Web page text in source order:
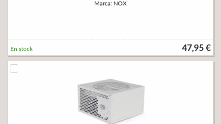
Marca: NOX
47,95 €
En stock